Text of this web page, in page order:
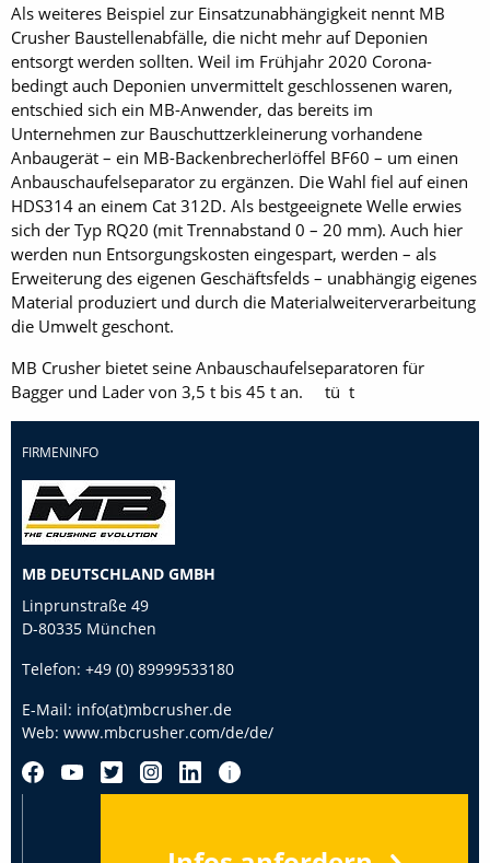
Als weiteres Beispiel zur Einsatzunabhängigkeit nennt MB
Crusher Baustellenabfälle, die nicht mehr auf Deponien
entsorgt werden sollten. Weil im Frühjahr 2020 Corona-
bedingt auch Deponien unvermittelt geschlossenen waren,
entschied sich ein MB-Anwender, das bereits im
Unternehmen zur Bauschuttzerkleinerung vorhandene
Anbaugerät – ein MB-Backenbrecherlöffel BF60 – um einen
Anbauschaufelseparator zu ergänzen. Die Wahl fiel auf einen
HDS314 an einem Cat 312D. Als bestgeeignete Welle erwies
sich der Typ RQ20 (mit Trennabstand 0 – 20 mm). Auch hier
werden nun Entsorgungskosten eingespart, werden – als
Erweiterung des eigenen Geschäftsfelds – unabhängig eigenes
Material produziert und durch die Materialweiterverarbeitung
die Umwelt geschont.
MB Crusher bietet seine Anbauschaufelseparatoren für
Bagger und Lader von 3,5 t bis 45 t an. tü t
FIRMENINFO
MB DEUTSCHLAND GMBH
Linprunstraße 49
D-80335 München
Telefon: +49 (0) 89999533180
E-Mail: info(at)mbcrusher.de
Web: www.mbcrusher.com/de/de/